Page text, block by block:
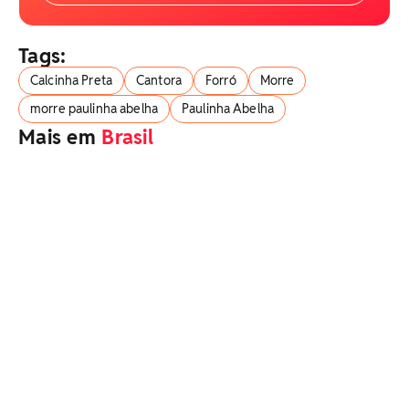
Tags:
Calcinha Preta Cantora Forró
Morre
morre paulinha abelha
Paulinha Abelha
Mais em Brasil